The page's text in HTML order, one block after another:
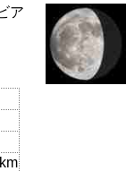
ア